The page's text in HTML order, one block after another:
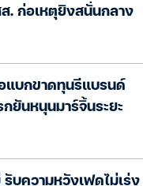
. ก่อเหตุยิงสนั่นกลาง
อแบกขาดทุนรีแบรนด์
ยันหนุนมาร์จิ้นระยะ
บความหวังเฟดไม่เร่ง